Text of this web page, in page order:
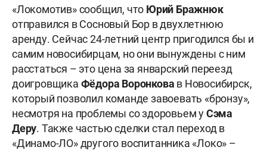
«Локомотив» сообщил, что Юрий Бражнюк
отправился в Сосновый Бор в двухлетнюю
аренду. Сейчас 24-летний центр пригодился бы и
самим новосибирцам, но они вынуждены с ним
расстаться – это цена за январский переезд
доигровщика Фёдора Воронкова в Новосибирск,
который позволил команде завоевать «бронзу»,
несмотря на проблемы со здоровьем уСэма
Деру. Также частью сделки стал переход в
«Динамо-ЛО» другого воспитанника «Локо» –